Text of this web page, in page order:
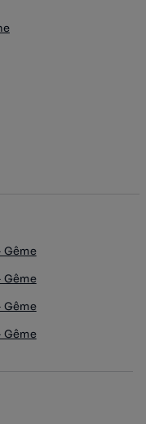
Gême
Gême
Gême
Gême